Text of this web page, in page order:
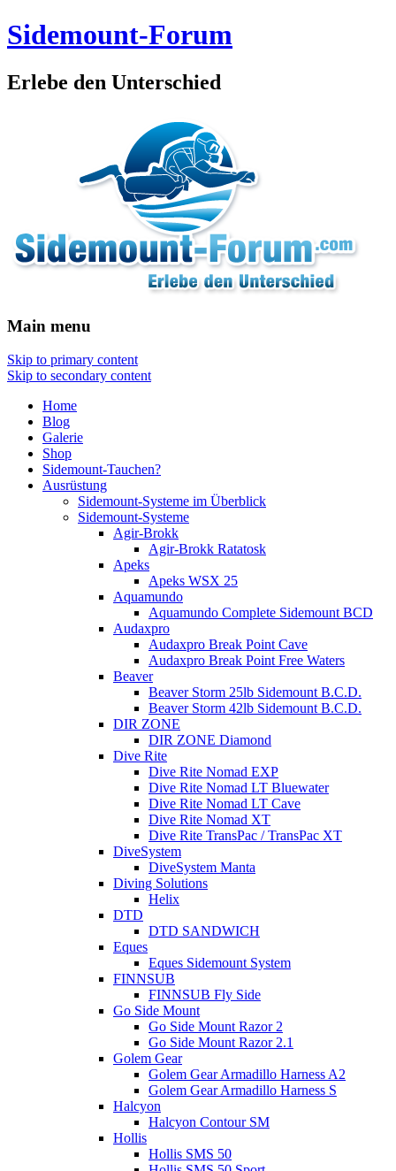
Sidemount-Forum
Erlebe den Unterschied
Main menu
Skip to primary content
Skip to secondary content
Home
Blog
Galerie
Shop
Sidemount-Tauchen?
Ausrüstung
Sidemount-Systeme im Überblick
Sidemount-Systeme
Agir-Brokk
Agir-Brokk Ratatosk
Apeks
Apeks WSX 25
Aquamundo
Aquamundo Complete Sidemount BCD
Audaxpro
Audaxpro Break Point Cave
Audaxpro Break Point Free Waters
Beaver
Beaver Storm 25lb Sidemount B.C.D.
Beaver Storm 42lb Sidemount B.C.D.
DIR ZONE
DIR ZONE Diamond
Dive Rite
Dive Rite Nomad EXP
Dive Rite Nomad LT Bluewater
Dive Rite Nomad LT Cave
Dive Rite Nomad XT
Dive Rite TransPac / TransPac XT
DiveSystem
DiveSystem Manta
Diving Solutions
Helix
DTD
DTD SANDWICH
Eques
Eques Sidemount System
FINNSUB
FINNSUB Fly Side
Go Side Mount
Go Side Mount Razor 2
Go Side Mount Razor 2.1
Golem Gear
Golem Gear Armadillo Harness A2
Golem Gear Armadillo Harness S
Halcyon
Halcyon Contour SM
Hollis
Hollis SMS 50